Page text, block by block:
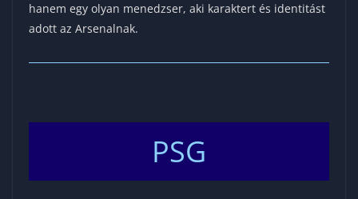
hanem egy olyan menedzser, aki karaktert és identitást
adott az Arsenalnak.
PSG